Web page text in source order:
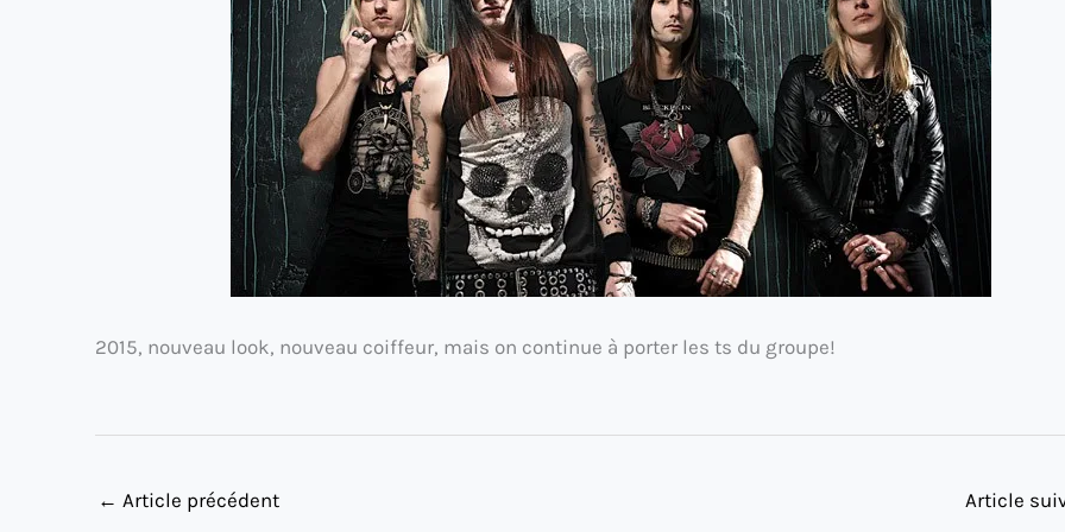
2015, nouveau look, nouveau coiffeur, mais on continue à porter les ts du groupe!
← Article précédent Article